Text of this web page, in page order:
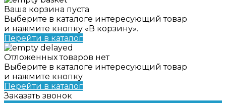
Ваша корзина пуста
Выберите в каталоге интересующий товар
и нажмите кнопку «В корзину».
Перейти в каталог
Отложенных товаров нет
Выберите в каталоге интересующий товар
и нажмите кнопку
Перейти в каталог
Заказать звонок